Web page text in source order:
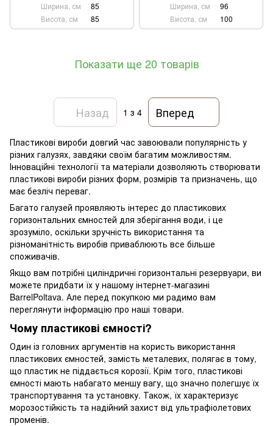
Ширина, см
85
Висота, см
85
Ширина, см
96
Висота, см
100
Показати ще 20 товарів
Назад 1 з 4 Вперед
Пластикові вироби довгий час завоювали популярність у
різних галузях, завдяки своїм багатим можливостям.
Інноваційні технології та матеріали дозволяють створювати
пластикові вироби різних форм, розмірів та призначень, що
має безліч переваг.
Багато галузей проявляють інтерес до пластикових
горизонтальних ємностей для зберігання води, і це
зрозуміло, оскільки зручність використання та
різноманітність виробів приваблюють все більше
споживачів.
Якщо вам потрібні циліндричні горизонтальні резервуари, ви
можете придбати їх у нашому інтернет-магазині
BarrelPoltava. Але перед покупкою ми радимо вам
переглянути інформацію про наші товари.
Чому пластикові ємності?
Один із головних аргументів на користь використання
пластикових ємностей, замість металевих, полягає в тому,
що пластик не піддається корозії. Крім того, пластикові
ємності мають набагато меншу вагу, що значно полегшує їх
транспортування та установку. Також, їх характеризує
морозостійкість та надійний захист від ультрафіолетових
променів.